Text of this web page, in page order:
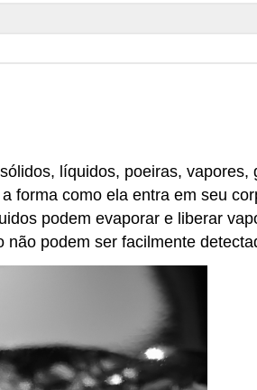
líquidos, poeiras, vapores,
forma como ela entra em seu
podem evaporar e liberar
podem ser facilmente